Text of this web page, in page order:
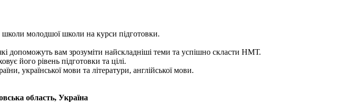
школи молодшої школи на курси підготовки.
допоможуть вам зрозуміти найскладніші теми та успішно скласти НМТ.
його рівень підготовки та цілі.
української мови та літератури, англійської мови.
область, Україна